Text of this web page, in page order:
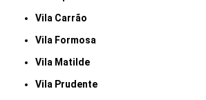
Vila Carrão
Vila Formosa
Vila Matilde
Vila Prudente